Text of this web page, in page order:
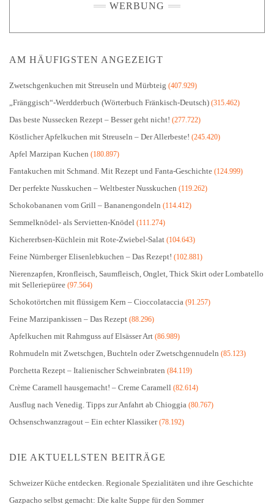
WERBUNG
AM HÄUFIGSTEN ANGEZEIGT
Zwetschgenkuchen mit Streuseln und Mürbteig (407.929)
„Fränggisch“-Werdderbuch (Wörterbuch Fränkisch-Deutsch) (315.462)
Das beste Nussecken Rezept – Besser geht nicht! (277.722)
Köstlicher Apfelkuchen mit Streuseln – Der Allerbeste! (245.420)
Apfel Marzipan Kuchen (180.897)
Fantakuchen mit Schmand. Mit Rezept und Fanta-Geschichte (124.999)
Der perfekte Nusskuchen – Weltbester Nusskuchen (119.262)
Schokobananen vom Grill – Bananengondeln (114.412)
Semmelknödel- als Servietten-Knödel (111.274)
Kichererbsen-Küchlein mit Rote-Zwiebel-Salat (104.643)
Feine Nürnberger Elisenlebkuchen – Das Rezept! (102.881)
Nierenzapfen, Kronfleisch, Saumfleisch, Onglet, Thick Skirt oder Lombatello
mit Selleriepüree (97.564)
Schokotörtchen mit flüssigem Kern – Cioccolataccia (91.257)
Feine Marzipankissen – Das Rezept (88.296)
Apfelkuchen mit Rahmguss auf Elsässer Art (86.989)
Rohrnudeln mit Zwetschgen, Buchteln oder Zwetschgennudeln (85.123)
Porchetta Rezept – Italienischer Schweinbraten (84.119)
Crème Caramell hausgemacht! – Creme Caramell (82.614)
Ausflug nach Venedig. Tipps zur Anfahrt ab Chioggia (80.767)
Ochsenschwanzragout – Ein echter Klassiker(78.192)
DIE AKTUELLSTEN BEITRÄGE
Schweizer Küche entdecken. Regionale Spezialitäten und ihre Geschichte
Gazpacho selbst gemacht: Die kalte Suppe für den Sommer